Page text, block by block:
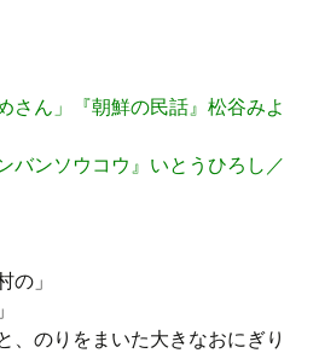
さん」『朝鮮の民話』松谷みよ
バンソウコウ』いとうひろし／
の」
、のりをまいた大きなおにぎり